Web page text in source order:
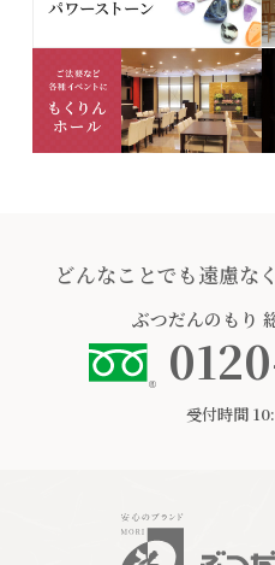
どんなことでも遠慮な
ぶつだんのもり
受付時間